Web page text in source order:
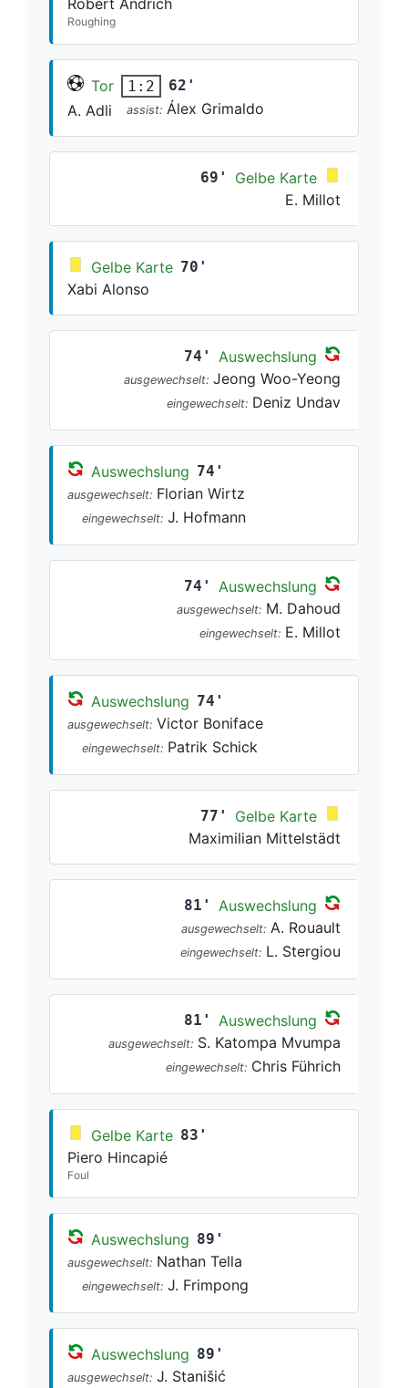
Roughing
Tor 1:2 62'
A. Adli assist: Álex Grimaldo
69'
Gelbe Karte
E. Millot
Gelbe Karte 70'
Xabi Alonso
74' Auswechslung
ausgewechselt: Jeong Woo-Yeong
eingewechselt: Deniz Undav
Auswechslung 74'
ausgewechselt: Florian Wirtz
eingewechselt: J. Hofmann
74' Auswechslung
ausgewechselt: M. Dahoud
eingewechselt: E. Millot
Auswechslung 74'
ausgewechselt: Victor Boniface
eingewechselt: Patrik Schick
77'
Gelbe Karte
Maximilian Mittelstädt
81' Auswechslung
ausgewechselt: A. Rouault
eingewechselt: L. Stergiou
81' Auswechslung
ausgewechselt: S. Katompa Mvumpa
eingewechselt: Chris Führich
Gelbe Karte 83'
Piero Hincapié
Foul
Auswechslung 89'
ausgewechselt: Nathan Tella
eingewechselt: J. Frimpong
Auswechslung 89'
ausgewechselt: J. Stanišić